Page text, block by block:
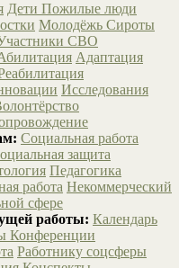
Дети Пожилые люди
Молодёжь Сироты
СВО
Адаптация
Исследования
Социальная работа
защита
Педагогика
работа Некоммерческий
сфере
работы: Календарь
Конференции
Работнику соцсферы